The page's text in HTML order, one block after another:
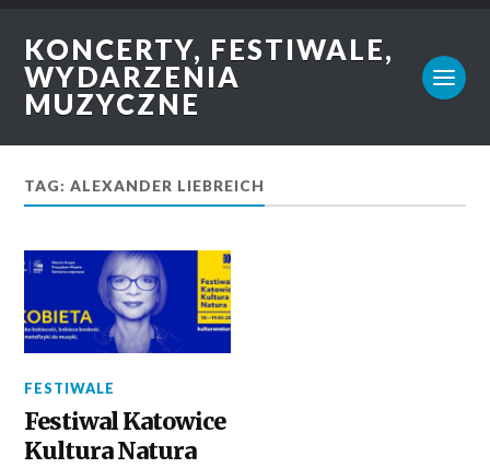
KONCERTY, FESTIWALE,
WYDARZENIA
MUZYCZNE
TAG: ALEXANDER LIEBREICH
FESTIWALE
Festiwal Katowice
Kultura Natura